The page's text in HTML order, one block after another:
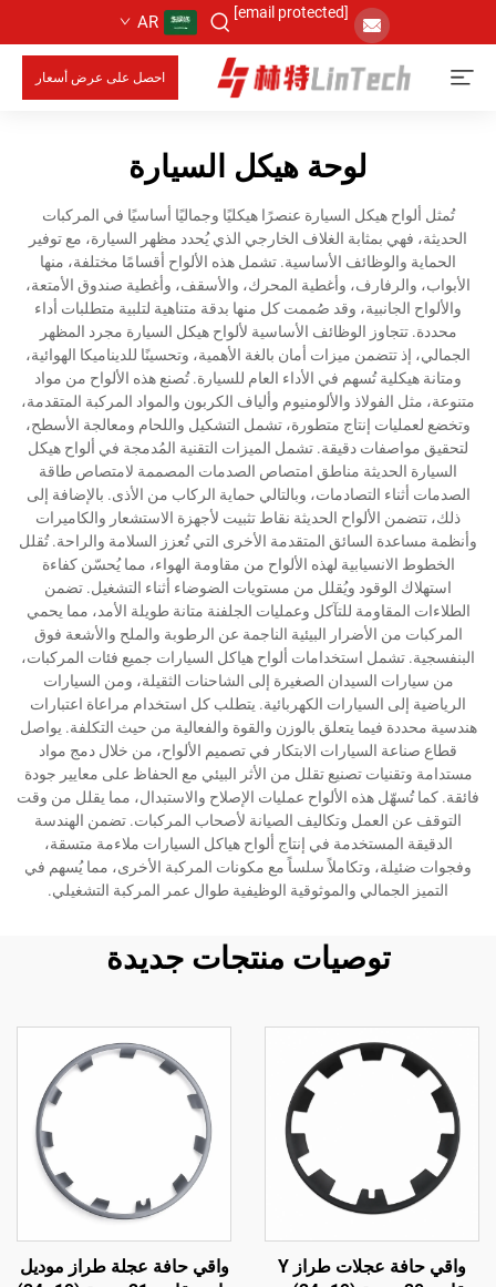
[email protected]
AR
احصل على عرض أسعار
لوحة هيكل السيارة
تُمثل ألواح هيكل السيارة عنصرًا هيكليًا وجماليًا أساسيًا في المركبات
الحديثة، فهي بمثابة الغلاف الخارجي الذي يُحدد مظهر السيارة، مع توفير
الحماية والوظائف الأساسية. تشمل هذه الألواح أقسامًا مختلفة، منها
الأبواب، والرفارف، وأغطية المحرك، والأسقف، وأغطية صندوق الأمتعة،
والألواح الجانبية، وقد صُممت كل منها بدقة متناهية لتلبية متطلبات أداء
محددة. تتجاوز الوظائف الأساسية لألواح هيكل السيارة مجرد المظهر
الجمالي، إذ تتضمن ميزات أمان بالغة الأهمية، وتحسينًا للديناميكا الهوائية،
ومتانة هيكلية تُسهم في الأداء العام للسيارة. تُصنع هذه الألواح من مواد
متنوعة، مثل الفولاذ والألومنيوم وألياف الكربون والمواد المركبة المتقدمة،
وتخضع لعمليات إنتاج متطورة، تشمل التشكيل واللحام ومعالجة الأسطح،
لتحقيق مواصفات دقيقة. تشمل الميزات التقنية المُدمجة في ألواح هيكل
السيارة الحديثة مناطق امتصاص الصدمات المصممة لامتصاص طاقة
الصدمات أثناء التصادمات، وبالتالي حماية الركاب من الأذى. بالإضافة إلى
ذلك، تتضمن الألواح الحديثة نقاط تثبيت لأجهزة الاستشعار والكاميرات
وأنظمة مساعدة السائق المتقدمة الأخرى التي تُعزز السلامة والراحة. تُقلل
الخطوط الانسيابية لهذه الألواح من مقاومة الهواء، مما يُحسّن كفاءة
استهلاك الوقود ويُقلل من مستويات الضوضاء أثناء التشغيل. تضمن
الطلاءات المقاومة للتآكل وعمليات الجلفنة متانة طويلة الأمد، مما يحمي
المركبات من الأضرار البيئية الناجمة عن الرطوبة والملح والأشعة فوق
البنفسجية. تشمل استخدامات ألواح هياكل السيارات جميع فئات المركبات،
من سيارات السيدان الصغيرة إلى الشاحنات الثقيلة، ومن السيارات
الرياضية إلى السيارات الكهربائية. يتطلب كل استخدام مراعاة اعتبارات
هندسية محددة فيما يتعلق بالوزن والقوة والفعالية من حيث التكلفة. يواصل
قطاع صناعة السيارات الابتكار في تصميم الألواح، من خلال دمج مواد
مستدامة وتقنيات تصنيع تقلل من الأثر البيئي مع الحفاظ على معايير جودة
فائقة. كما تُسهّل هذه الألواح عمليات الإصلاح والاستبدال، مما يقلل من وقت
التوقف عن العمل وتكاليف الصيانة لأصحاب المركبات. تضمن الهندسة
الدقيقة المستخدمة في إنتاج ألواح هياكل السيارات ملاءمة متسقة،
وفجوات ضئيلة، وتكاملاً سلساً مع مكونات المركبة الأخرى، مما يُسهم في
التميز الجمالي والموثوقية الوظيفية طوال عمر المركبة التشغيلي.
توصيات منتجات جديدة
واقي حافة عجلات طراز Y
واقي حافة عجلة طراز موديل